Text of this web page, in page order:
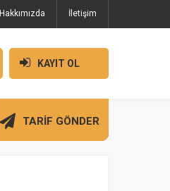
Hakkımızda İletişim
KAYIT OL
TARİF GÖNDER